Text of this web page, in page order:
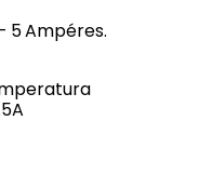
5 Ampéres.